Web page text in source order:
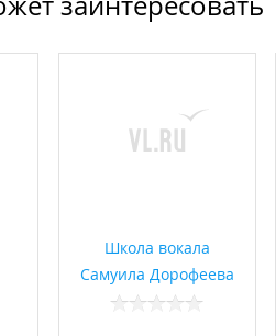
Школа вокала
Самуила Дорофеева